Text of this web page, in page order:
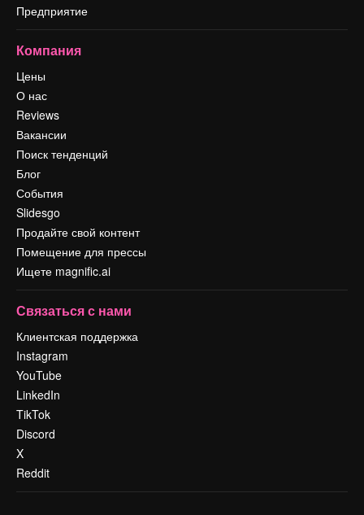
Предприятие
Компания
Цены
О нас
Reviews
Вакансии
Поиск тенденций
Блог
События
Slidesgo
Продайте свой контент
Помещение для прессы
Ищете magnific.ai
Связаться с нами
Клиентская поддержка
Instagram
YouTube
LinkedIn
TikTok
Discord
X
Reddit